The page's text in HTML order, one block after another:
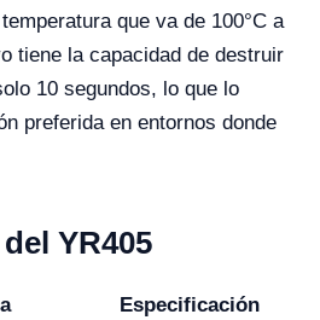
que va de 100°C a
tiene la capacidad de destruir
10 segundos, lo que lo
preferida en entornos donde
YR405
Especificación